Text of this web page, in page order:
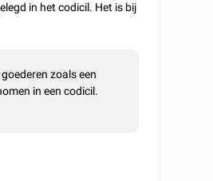
in het codicil. Het is bij
zoals een
in een codicil.